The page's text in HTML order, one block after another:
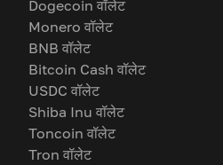
Dogecoin वॉलेट
Monero वॉलेट
BNB वॉलेट
Bitcoin Cash वॉलेट
USDC वॉलेट
Shiba Inu वॉलेट
Toncoin वॉलेट
Tron वॉलेट